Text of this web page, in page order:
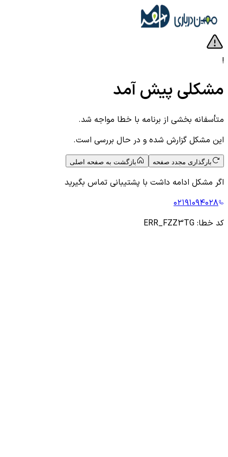
!
مشکلی پیش آمد
متأسفانه بخشی از برنامه با خطا مواجه شد.
این مشکل گزارش شده و در حال بررسی است.
بارگذاری مجدد صفحه بازگشت به صفحه اصلی
اگر مشکل ادامه داشت با پشتیبانی تماس بگیرید
۰۲۱۹۱۰۹۴۰۲۸
کد خطا: ERR_FZZ3TG